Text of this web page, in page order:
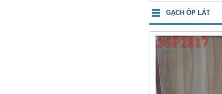
GẠCH ỐP LÁT